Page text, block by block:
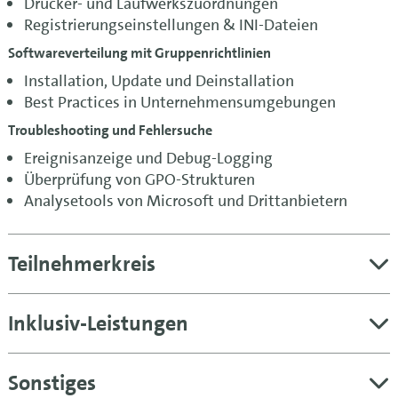
Registrierungseinstellungen & INI-Dateien
Softwareverteilung mit Gruppenrichtlinien
Installation, Update und Deinstallation
Best Practices in Unternehmensumgebungen
Troubleshooting und Fehlersuche
Ereignisanzeige und Debug-Logging
Überprüfung von GPO-Strukturen
Analysetools von Microsoft und Drittanbietern
Teilnehmerkreis
Inklusiv-Leistungen
Sonstiges